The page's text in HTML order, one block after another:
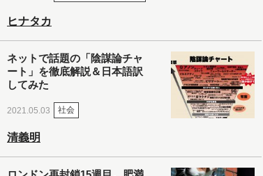
ヒナタカ
ネットで話題の「陰謀論チャ
ート」を徹底解説＆日本語訳
してみた
2021.05.03 社会
清義明